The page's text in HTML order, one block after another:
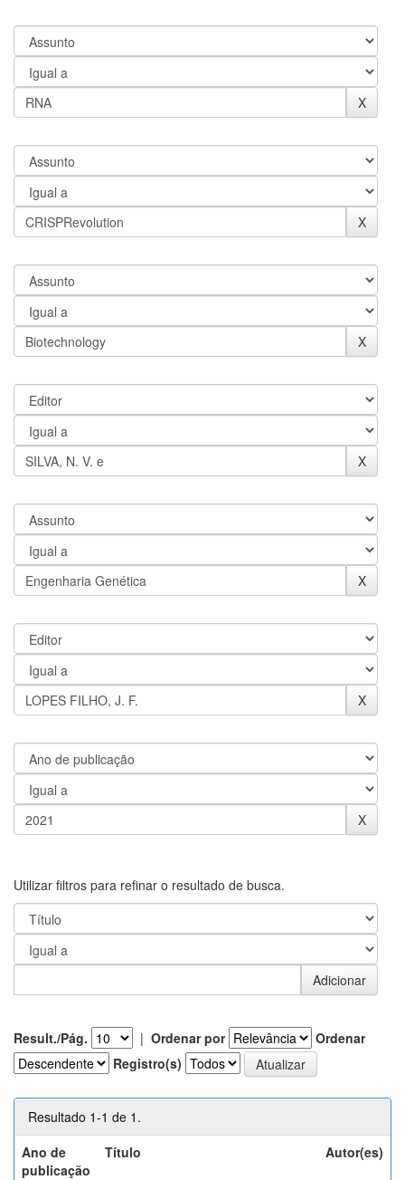
Utilizar filtros para refinar o resultado de busca.
Result./Pág. | Ordenar por
Ordenar
Registro(s)
Resultado 1-1 de 1.
Ano de
publicação
Título Autor(es)